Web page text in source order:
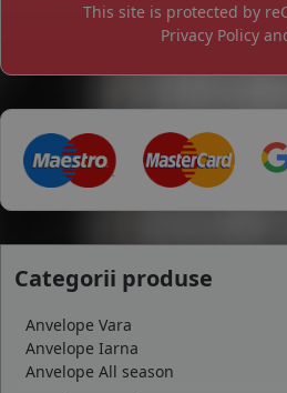
This site is protected by
Privacy Policy
Categorii produse
Anvelope Vara
Anvelope Iarna
Anvelope All season